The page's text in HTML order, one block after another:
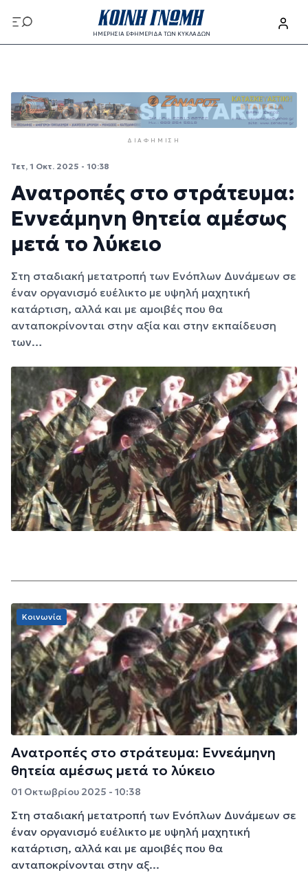
Παράκαμψη προς το κυρίως περιεχόμενο
ΗΜΕΡΗΣΙΑ ΕΦΗΜΕΡΙΔΑ ΤΩΝ ΚΥΚΛΑΔΩΝ
ΔΙΑΦΉΜΙΣΗ
Τετ, 1 Οκτ. 2025 - 10:38
Ανατροπές στο στράτευμα:
Εννεάμηνη θητεία αμέσως
μετά το λύκειο
Στη σταδιακή μετατροπή των Ενόπλων Δυνάμεων σε
έναν οργανισμό ευέλικτο με υψηλή μαχητική
κατάρτιση, αλλά και με αμοιβές που θα
ανταποκρίνονται στην αξία και στην εκπαίδευση
των…
Κοινωνία
Ανατροπές στο στράτευμα: Εννεάμηνη
θητεία αμέσως μετά το λύκειο
01 Οκτωβρίου 2025 - 10:38
Στη σταδιακή μετατροπή των Ενόπλων Δυνάμεων σε
έναν οργανισμό ευέλικτο με υψηλή μαχητική
κατάρτιση, αλλά και με αμοιβές που θα
ανταποκρίνονται στην αξ...